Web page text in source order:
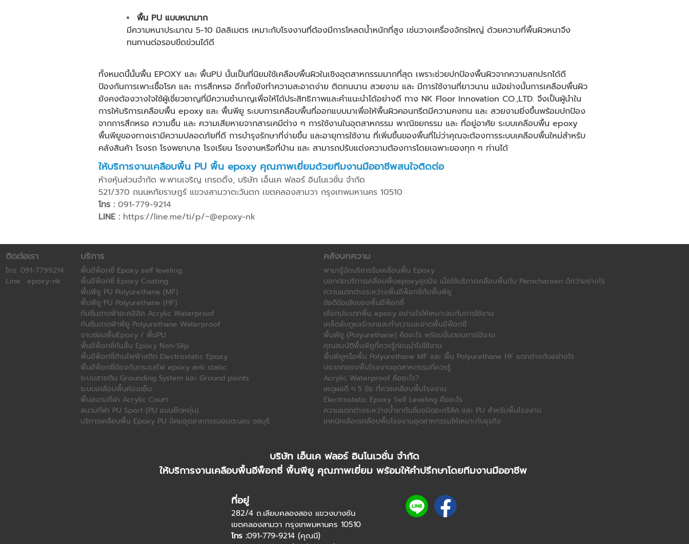
พื้น PU แบบหนามาก
มีความหนาประมาณ 5-10 มิลลิเมตร เหมาะกับโรงงานที่ต้องมีการโหลดน้ำหนักที่สูง เช่นวางเครื่องจักรใหญ่ ด้วยความที่พื้นผิวหนาจึง
ทนทานต่อรอบขีดข่วนได้ดี
ทั้งหมดนี้นั้นพื้น EPOXY และ พื้นPU นั้นเป็นที่นิยมใช้เคลือบพื้นผิวในเชิงอุตสาหกรรมมากที่สุด เพราะช่วยปกป้องพื้นผิวจากความสกปรกได้ดี
ป้องกันการเพาะเชื้อโรค และ การสึกหรอ อีกทั้งยังทำความสะอาดง่าย ติดทนนาน สวยงาม และ มีการใช้งานที่ยาวนาน แม้อย่างนั้นการเคลือบพื้นผิว
ยังคงต้องวางใจใช้ผู้เชี่ยวชาญที่มีความชำนาญเพื่อให้ได้ประสิทธิภาพและคำแนะนำได้อย่างดี ทาง NK Floor Innovation CO.,LTD. จึงเป็นผู้นำใน
การให้บริการเคลือบพื้น epoxy และ พื้นพียู ระบบการเคลือบพื้นที่ออกแบบมาเพื่อให้พื้นผิวคอนกรีตมีความคงทน และ สวยงามยิ่งขึ้นพร้อมปกป้อง
จากการสึกหรอ ความชื้น และ ความเสียหายจากสารเคมีต่าง ๆ การใช้งานในอุตสาหกรรม พาณิชยกรรม และ ที่อยู่อาศัย ระบบเคลือบพื้น epoxy
พื้นพียูของทางเรามีความปลอดภัยที่ดี การบำรุงรักษาที่ง่ายขึ้น และอายุการใช้งาน ที่เพิ่มขึ้นของพื้นที่ไม่ว่าคุณจะต้องการระบบเคลือบพื้นใหม่สำหรับ
คลังสินค้า โรงรถ โรงพยาบาล โรงเรียน โรงงานหรือที่บ้าน และ สามารถปรับแต่งความต้องการโดยเฉพาะของทุก ๆ ท่านได้
ให้บริการงานเคลือบพื้น PU พื้น epoxyคุณภาพเยี่ยมด้วยทีมงานมืออาชีพสนใจติดต่อ
ห้างหุ้นส่วนจำกัด พ.พานเจริญ เทรดดิ้ง, บริษัท เอ็นเค ฟลอร์ อินโนเวชั่น จำกัด
521/370 ถนนหทัยราษฎร์ แขวงสามวาตะวันตก เขตคลองสามวา กรุงเทพมหานคร 10510
โทร : 091-779-9214
LINE : https://line.me/ti/p/~@epoxy-nk
ติดต่อเรา
โทร. 091-7799214
Line : epoxy-nk
บริการ
พื้นอีพ็อกซี่ Epoxy self leveling
พื้นอีพ็อกซี่ Epoxy Coating
พื้นพียู PU Polyurethane (MF)
พื้นพียู PU Polyurethane (HF)
กันซึมดาดฟ้าอะคลิลิค Acrylic Waterproof
กันซึมดาดฟ้าพียู Polyurethane Waterproof
งานซ่อมพื้นEpoxy / พื้นPU
พื้นอีพ็อกซี่กันลื่น Epoxy Non-Slip
พื้นอีพ็อกซี่ต้านไฟฟ้าสถิต Electrostatic Epoxy
พื้นอีพ็อกซี่ป้องกันกระแสไฟ epoxy anti static
ระบบสายดิน Grounding System และ Ground points
ระบบเคลือบพื้นห้องเย็น
พื้นสนามกีฬา Acrylic Court
สนามกีฬา PU Sport (PU แบบยืดหยุ่น)
บริการเคลือบพื้น Epoxy PU นิคมอุตสาหกรรมอมตะนคร ชลบุรี
คลังบทความ
พามารู้จักบริการรับเคลือบพื้น Epoxy
บอกต่อบริการเคลือบพื้นepoxyสุดปัง เมื่อใช้บริการเคลือบพื้นกับ Parncharoen ดีกว่าอย่างไร
ความแตกต่างระหว่างพื้นอีพ็อกซี่กับพื้นพียู
ข้อดีข้อเสียของพื้นอีพ็อกซี่​
เลือกประเภทพื้น epoxy อย่างไรให้เหมาะสมกับการใช้งาน
เคล็ดลับดูแลรักษาและทำความสะอาดพื้นอีพ็อกซี่
พื้นพียู (Polyurethane) คืออะไร พร้อมขั้นตอนการใช้งาน
คุณสมบัติพื้นพียูที่ควรรู้ก่อนนำไปใช้งาน
พื้นพียูหรือพื้น Polyurethane MF และ พื้น Polyurethane HF แตกต่างกันอย่างไร
ประเภทของพื้นโรงงานอุตสาหกรรมที่ควรรู้
Acrylic Waterproof คืออะไร?
เหตุผลดี ๆ 5 ข้อ ที่ควรเคลือบพื้นโรงงาน
Electrostatic Epoxy Self Leveling คืออะไร
ความแตกต่างระหว่างน้ำยากันซึมชนิดอะคริลิค และ PU สำหรับพื้นโรงงาน
เทคนิคเลือกเคลือบพื้นโรงงานอุตสาหกรรมให้เหมาะกับธุรกิจ
บริษัท เอ็นเค ฟลอร์ อินโนเวชั่น จำกัด
ให้บริการงานเคลือบพื้นอีพ็อกซี่ พื้นพียู คุณภาพเยี่ยม พร้อมให้คำปรึกษาโดยทีมงานมืออาชีพ
ที่อยู่
282/4 ถ.เลียบคลองสอง แขวงบางชัน
เขตคลองสามวา กรุงเทพมหานคร 10510
โทร :091-779-9214 (คุณนี)